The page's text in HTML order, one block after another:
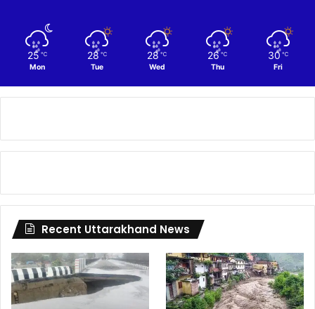
25 ℃
Mon
28 ℃
Tue
28 ℃
Wed
26 ℃
Thu
30 ℃
Fri
Recent Uttarakhand News